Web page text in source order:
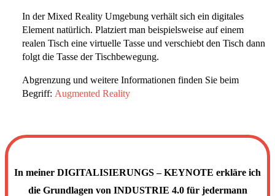
In der Mixed Reality Umgebung verhält sich ein digitales
Element natürlich. Platziert man beispielsweise auf einem
realen Tisch eine virtuelle Tasse und verschiebt den Tisch dann
folgt die Tasse der Tischbewegung.
Abgrenzung und weitere Informationen finden Sie beim
Begriff: Augmented Reality
In meiner DIGITALISIERUNGS – KEYNOTE erkläre ich
die Grundlagen von INDUSTRIE 4.0 für jedermann